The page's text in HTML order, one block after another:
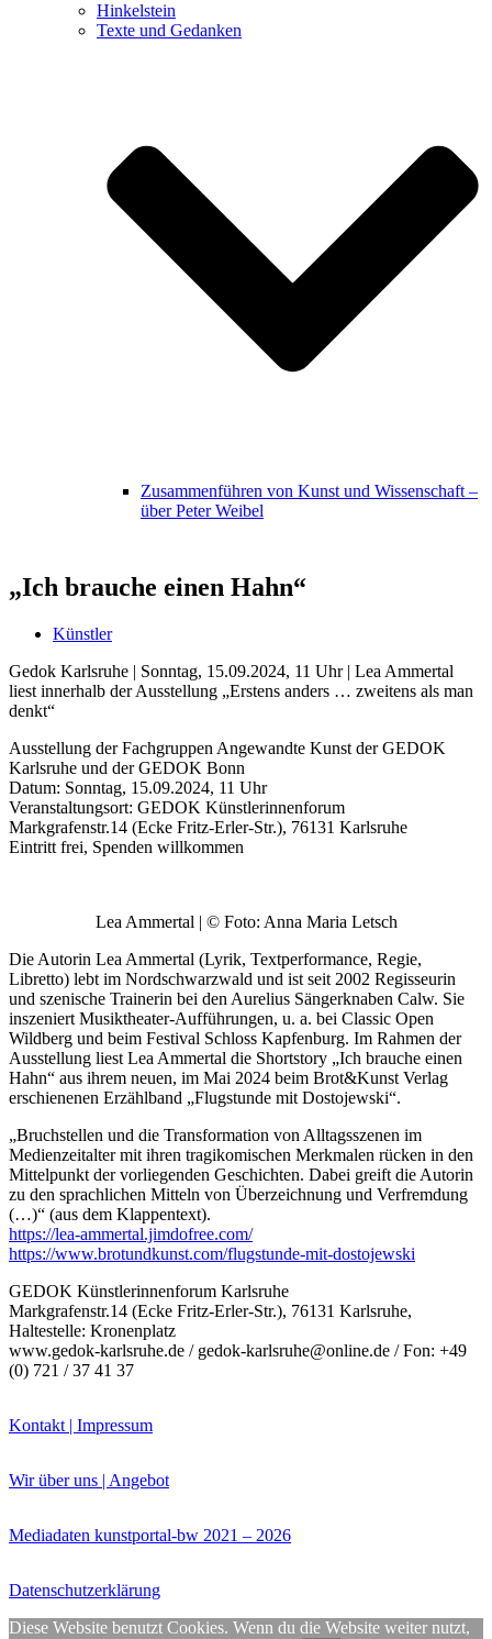
Hinkelstein
Texte und Gedanken
Zusammenführen von Kunst und Wissenschaft –
über Peter Weibel
Uli Rothfuss
Harald Schwiers
Hörtipps von Harald Schwiers
Buchtipps von Uli Rothfuss
Hausbesuche
„Ich brauche einen Hahn“
Künstler
Gedok Karlsruhe | Sonntag, 15.09.2024, 11 Uhr | Lea Ammertal
liest innerhalb der Ausstellung „Erstens anders … zweitens als man
denkt“
Ausstellung der Fachgruppen Angewandte Kunst der GEDOK
Karlsruhe und der GEDOK Bonn
Datum: Sonntag, 15.09.2024, 11 Uhr
Veranstaltungsort: GEDOK Künstlerinnenforum
Markgrafenstr.14 (Ecke Fritz-Erler-Str.), 76131 Karlsruhe
Eintritt frei, Spenden willkommen
Lea Ammertal | © Foto: Anna Maria Letsch
Die Autorin Lea Ammertal (Lyrik, Textperformance, Regie,
Libretto) lebt im Nordschwarzwald und ist seit 2002 Regisseurin
und szenische Trainerin bei den Aurelius Sängerknaben Calw. Sie
inszeniert Musiktheater-Aufführungen, u. a. bei Classic Open
Wildberg und beim Festival Schloss Kapfenburg. Im Rahmen der
Ausstellung liest Lea Ammertal die Shortstory „Ich brauche einen
Hahn“ aus ihrem neuen, im Mai 2024 beim Brot&Kunst Verlag
erschienenen Erzählband „Flugstunde mit Dostojewski“.
„Bruchstellen und die Transformation von Alltagsszenen im
Medienzeitalter mit ihren tragikomischen Merkmalen rücken in den
Mittelpunkt der vorliegenden Geschichten. Dabei greift die Autorin
zu den sprachlichen Mitteln von Überzeichnung und Verfremdung
(…)“ (aus dem Klappentext).
https://lea-ammertal.jimdofree.com/
https://www.brotundkunst.com/flugstunde-mit-dostojewski
GEDOK Künstlerinnenforum Karlsruhe
Markgrafenstr.14 (Ecke Fritz-Erler-Str.), 76131 Karlsruhe,
Haltestelle: Kronenplatz
www.gedok-karlsruhe.de / gedok-karlsruhe@online.de / Fon: +49
(0) 721 / 37 41 37
Kontakt | Impressum
Wir über uns | Angebot
Mediadaten kunstportal-bw 2021 – 2026
Datenschutzerklärung
Diese Website benutzt Cookies. Wenn du die Website weiter nutzt,